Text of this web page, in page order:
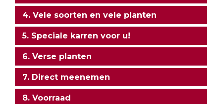
4. Vele soorten en vele planten
5. Speciale karren voor u!
6. Verse planten
7. Direct meenemen
8. Voorraad